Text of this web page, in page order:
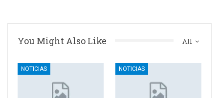
All
You Might Also Like
NOTICIAS NOTICIAS